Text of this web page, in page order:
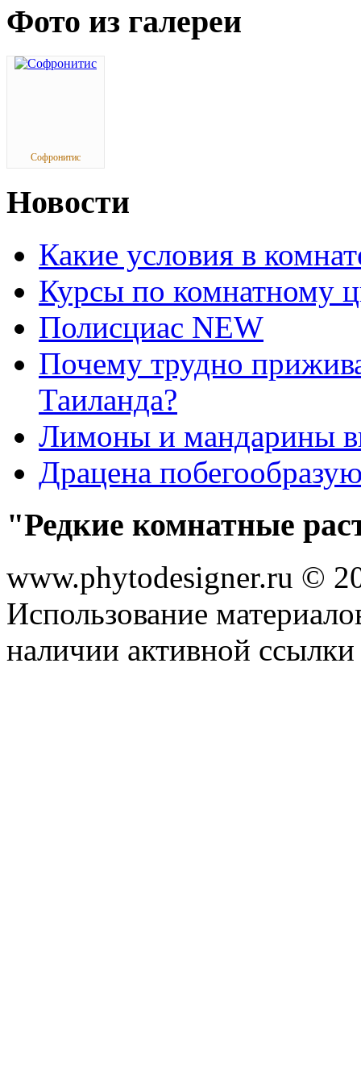
Фото из галереи
Софронитис
Новости
Какие условия в
Курсы по комнатному
Полисциас NEW
Почему трудно
Таиланда?
Лимоны и мандарины
Драцена
"Редкие комнатные
www.phytodesigner.ru ©
Использование
наличии активной